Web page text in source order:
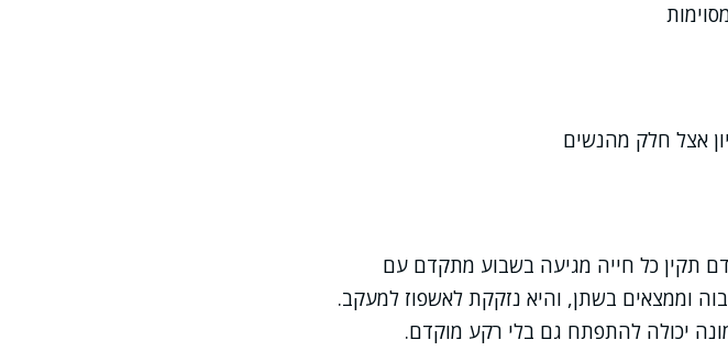
אצל חלק מהנשים
תקין כל חייה מגיעה בשבוע מתקדם עם
וממצאים בשתן, והיא נזקקת לאשפוז למעקב.
יכולה להתפתח גם בלי רקע מוקדם.